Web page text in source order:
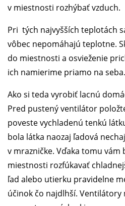
v miestnosti rozhýbať vzduch.
Pri tých najvyšších teplotách
vôbec nepomáhajú teplotne.
do miestnosti a osvieženie
ich namierime priamo na seba.
Ako si teda vyrobiť lacnú
Pred pustený ventilátor
poveste vychladenú tenkú
bola látka naozaj ľadová
v mrazničke. Vďaka tomu
miestnosti rozfúkavať
ľad alebo utierku pravidelne
účinok čo najdlhší. Ventilátory